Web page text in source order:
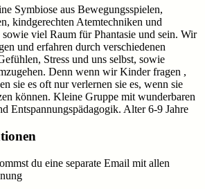
Symbiose aus Bewegungsspielen,
kindgerechten Atemtechniken und
viel Raum für Phantasie und sein. Wir
und erfahren durch verschiedenen
Stress und uns selbst, sowie
Denn wenn wir Kinder fragen ,
sie es oft nur verlernen sie es, wenn sie
können. Kleine Gruppe mit wunderbaren
Entspannungspädagogik. Alter 6-9 Jahre
du eine separate Email mit allen